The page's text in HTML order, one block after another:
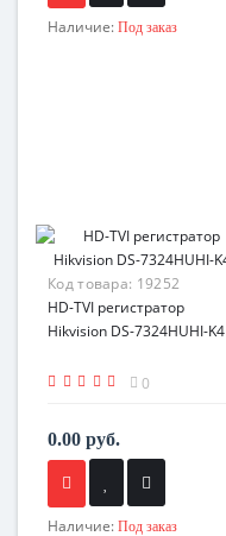
Наличие: Под заказ
Код товара: 19252
HD-TVI регистратор
Hikvision DS-7324HUHI-K4
0
0.00 руб.
Наличие: Под заказ